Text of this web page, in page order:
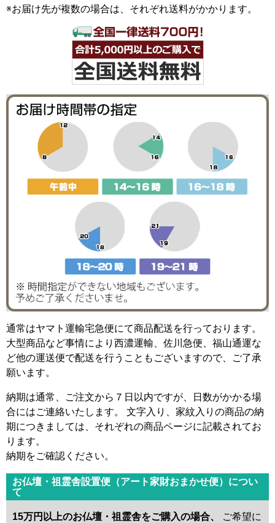
※お届け先が複数の場合は、それぞれ送料がかかります。
通常はヤマト運輸宅急便にて商品配送を行っております。
大型商品など事情により西濃運輸、佐川急便、福山通運な
ど他の運送便で配送を行うこともございますので、ご了承
願います。
納期は通常、ご注文から７日以内ですが、日数がかかる場
合にはご連絡いたします。 文字入り、家紋入りの商品の納
期につきましては、それぞれの商品ページに記載されてお
ります。
納期をご確認ください。
お仏壇・祖霊舎設置便（アート家財おまかせ便）につい
て
15万円以上のお仏壇・祖霊舎をご購入の場合、
ご希望に